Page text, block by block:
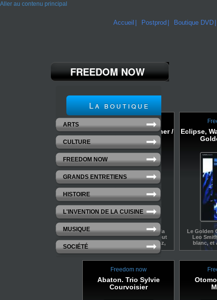
Aller au contenu principal
Accueil Postprod Boutique DVD
FREEDOM NOW
Mahmoud Ahmed & Either /
Le film est un hommage à la
musique éthiopienne et à tout
ce que les musiciens de jazz,
de blues, de rock, doivent aux
musique d'Afrique.
Eclipse,
Le Golden
Leo
blanc, et
Freedom now
Abaton. Trio Sylvie
Courvoisier
La boutique
ARTS
CULTURE
FREEDOM NOW
GRANDS ENTRETIENS
HISTOIRE
L'INVENTION DE LA CUISINE
MUSIQUE
SOCIÉTÉ